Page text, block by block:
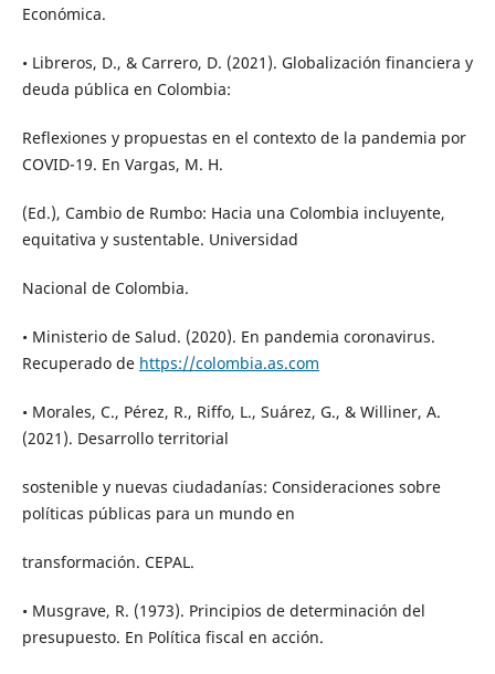
Económica.
• Libreros, D., & Carrero, D. (2021). Globalización financiera y
deuda pública en Colombia:
Reflexiones y propuestas en el contexto de la pandemia por
COVID-19. En Vargas, M. H.
(Ed.), Cambio de Rumbo: Hacia una Colombia incluyente,
equitativa y sustentable. Universidad
Nacional de Colombia.
• Ministerio de Salud. (2020). En pandemia coronavirus.
Recuperado de https://colombia.as.com
• Morales, C., Pérez, R., Riffo, L., Suárez, G., & Williner, A.
(2021). Desarrollo territorial
sostenible y nuevas ciudadanías: Consideraciones sobre
políticas públicas para un mundo en
transformación. CEPAL.
• Musgrave, R. (1973). Principios de determinación del
presupuesto. En Política fiscal en acción.